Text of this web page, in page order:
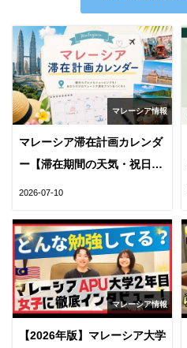
マレーシア情報
マレーシア滞在計画カレンダ
ー【滞在期間の天気・祝日・
2026-07-10
マレーシア情報
【2026年版】マレーシア大学